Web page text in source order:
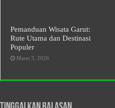
Pemanduan Wisata Garut:
Rute Utama dan Destinasi
Populer
Maret 3, 2026